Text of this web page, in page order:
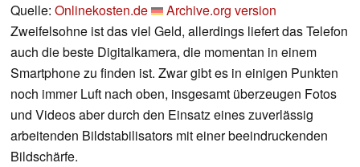
Quelle: Onlinekosten.de
Archive.org version
Zweifelsohne ist das viel Geld, allerdings liefert das Telefon
auch die beste Digitalkamera, die momentan in einem
Smartphone zu finden ist. Zwar gibt es in einigen Punkten
noch immer Luft nach oben, insgesamt überzeugen Fotos
und Videos aber durch den Einsatz eines zuverlässig
arbeitenden Bildstabilisators mit einer beeindruckenden
Bildschärfe.